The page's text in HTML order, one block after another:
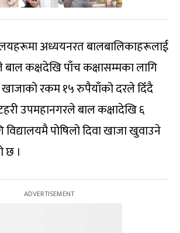
अध्ययनरत बालबालिकाहरूलाई
कक्षदेखि पाँच कक्षासम्मका लागि
खाजाको रकम १५ रुपैयाँको दरले दिँदै
उपमहानगरले बाल कक्षादेखि ६
पोषिलो दिवा खाजा खुवाउने
छ ।